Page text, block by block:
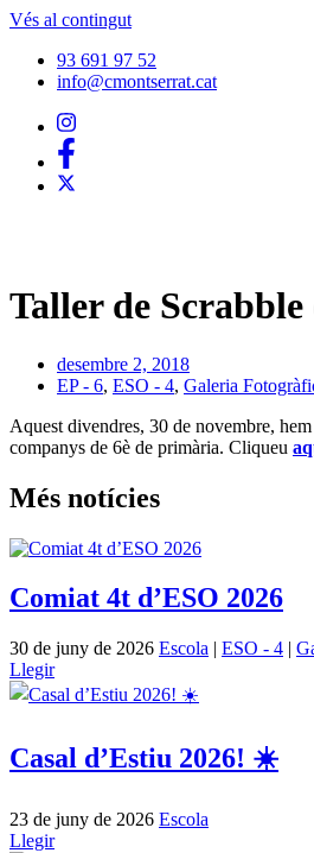
Vés al contingut
93 691 97 52
info@cmontserrat.cat
Taller de
desembre 2, 2018
EP - 6, ESO - 4, Galeria
Aquest divendres, 30 de novembre,
companys de 6è de primària. Cliqueu
Més notícies
Comiat 4t d’ESO 2026
30 de juny de 2026 Escola | ESO - 4 |
Llegir
Casal d’Estiu 2026! ☀️
23 de juny de 2026 Escola
Llegir